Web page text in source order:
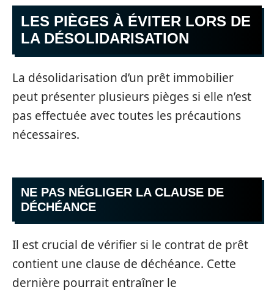
LES PIÈGES À ÉVITER LORS DE
LA DÉSOLIDARISATION
La désolidarisation d’un prêt immobilier
peut présenter plusieurs pièges si elle n’est
pas effectuée avec toutes les précautions
nécessaires.
NE PAS NÉGLIGER LA CLAUSE DE
DÉCHÉANCE
Il est crucial de vérifier si le contrat de prêt
contient une clause de déchéance. Cette
dernière pourrait entraîner le